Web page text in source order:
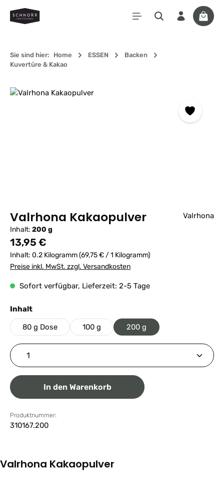
Zum Hauptinhalt springen
Sie sind hier: Home ESSEN
Backen
Kuvertüre & Kakao
Bildergalerie überspringen
Valrhona Kakaopulver
Inhalt: 200 g
Valrhona
Regulärer Preis:
13,95 €
Inhalt: 0.2 Kilogramm(69,75 € / 1 Kilogramm)
Preise inkl. MwSt. zzgl. Versandkosten
Sofort verfügbar, Lieferzeit: 2-5 Tage
Inhaltauswählen
80 g Dose 100 g 200 g
Produkt Anzahl: Gib den gewünschten Wert ein
In den Warenkorb
Produktnummer:
310167.200
Valrhona Kakaopulver